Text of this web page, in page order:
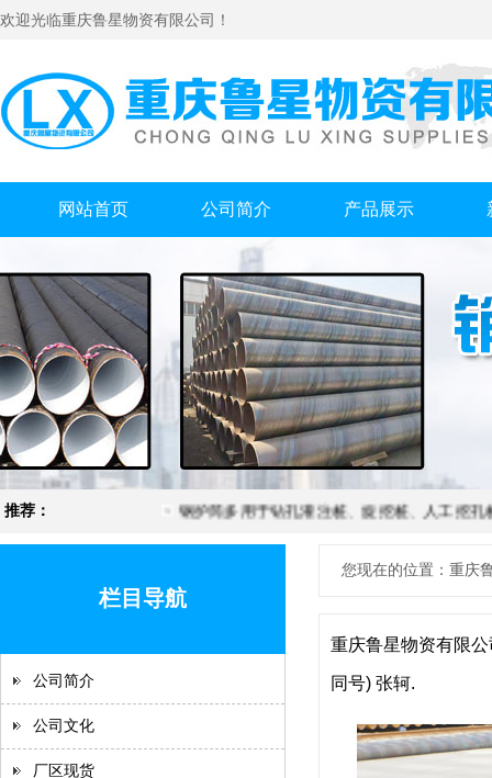
欢迎光临重庆鲁星物资有限公司！
网站首页 公司简介 产品展示
推荐： 钢护筒多用于钻孔灌注桩、旋挖桩、人工挖孔桩
栏目导航
公司简介
公司文化
厂区现货
您现在的位置：重庆
重庆鲁星物资有限
同号) 张轲.